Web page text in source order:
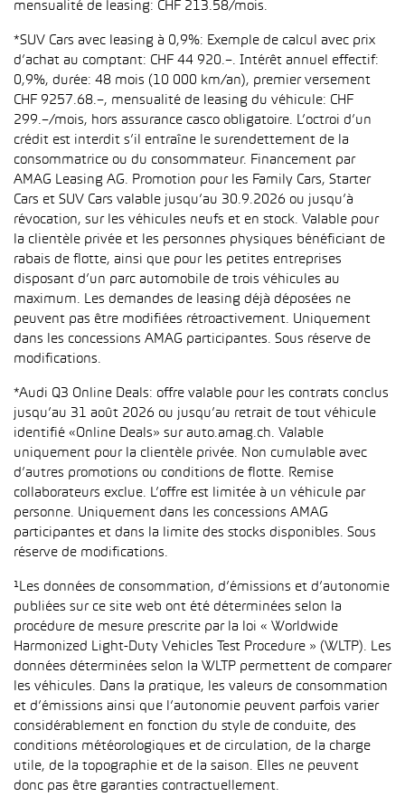
mensualité de leasing: CHF 213.58/mois.
*SUV Cars avec leasing à 0,9%: Exemple de calcul avec prix
d’achat au comptant: CHF 44 920.–. Intérêt annuel effectif:
0,9%, durée: 48 mois (10 000 km/an), premier versement
CHF 9257.68.–, mensualité de leasing du véhicule: CHF
299.–/mois, hors assurance casco obligatoire. L’octroi d’un
crédit est interdit s’il entraîne le surendettement de la
consommatrice ou du consommateur. Financement par
AMAG Leasing AG. Promotion pour les Family Cars, Starter
Cars et SUV Cars valable jusqu’au 30.9.2026 ou jusqu’à
révocation, sur les véhicules neufs et en stock. Valable pour
la clientèle privée et les personnes physiques bénéficiant de
rabais de flotte, ainsi que pour les petites entreprises
disposant d’un parc automobile de trois véhicules au
maximum. Les demandes de leasing déjà déposées ne
peuvent pas être modifiées rétroactivement. Uniquement
dans les concessions AMAG participantes. Sous réserve de
modifications.
*Audi Q3 Online Deals: offre valable pour les contrats conclus
jusqu’au 31 août 2026 ou jusqu’au retrait de tout véhicule
identifié «Online Deals» sur auto.amag.ch. Valable
uniquement pour la clientèle privée. Non cumulable avec
d’autres promotions ou conditions de flotte. Remise
collaborateurs exclue. L’offre est limitée à un véhicule par
personne. Uniquement dans les concessions AMAG
participantes et dans la limite des stocks disponibles. Sous
réserve de modifications.
¹Les données de consommation, d’émissions et d’autonomie
publiées sur ce site web ont été déterminées selon la
procédure de mesure prescrite par la loi « Worldwide
Harmonized Light-Duty Vehicles Test Procedure » (WLTP). Les
données déterminées selon la WLTP permettent de comparer
les véhicules. Dans la pratique, les valeurs de consommation
et d’émissions ainsi que l’autonomie peuvent parfois varier
considérablement en fonction du style de conduite, des
conditions météorologiques et de circulation, de la charge
utile, de la topographie et de la saison. Elles ne peuvent
donc pas être garanties contractuellement.